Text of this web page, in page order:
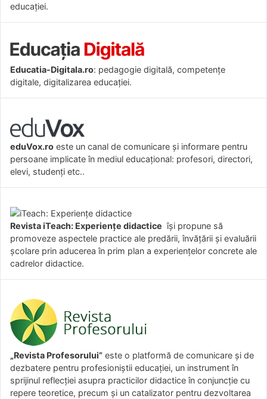
educației.
Educatia-Digitala.ro: pedagogie digitală, competențe
digitale, digitalizarea educației.
eduVox.ro este un canal de comunicare și informare pentru
persoane implicate în mediul educațional: profesori, directori,
elevi, studenți etc..
Revista iTeach: Experienţe didactice îşi propune să
promoveze aspectele practice ale predării, învăţării şi evaluării
şcolare prin aducerea în prim plan a experienţelor concrete ale
cadrelor didactice.
„Revista Profesorului” este o platformă de comunicare și de
dezbatere pentru profesioniștii educației, un instrument în
sprijinul reflecției asupra practicilor didactice în conjuncție cu
repere teoretice, precum și un catalizator pentru dezvoltarea